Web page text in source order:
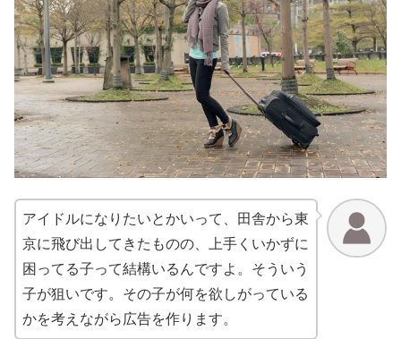
アイドルになりたいとかいって、田舎から東
京に飛び出してきたものの、上手くいかずに
困ってる子って結構いるんですよ。そういう
子が狙いです。その子が何を欲しがっている
かを考えながら広告を作ります。